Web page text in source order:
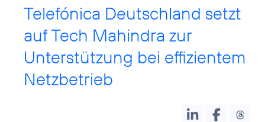
Telefónica Deutschland setzt
auf Tech Mahindra zur
Unterstützung bei effizientem
Netzbetrieb